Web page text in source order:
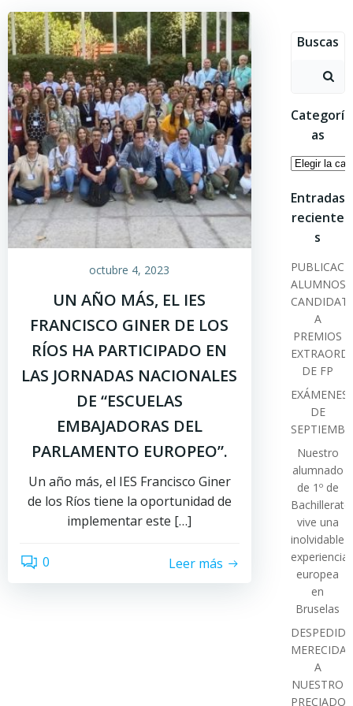
Saltar
al
contenido
octubre 4, 2023
UN AÑO MÁS, EL IES
FRANCISCO GINER DE LOS
RÍOS HA PARTICIPADO EN
LAS JORNADAS NACIONALES
DE “ESCUELAS
EMBAJADORAS DEL
PARLAMENTO EUROPEO”.
Un año más, el IES Francisco Giner
de los Ríos tiene la oportunidad de
implementar este […]
0 Leer más
Buscas
Buscar:
Categorí
as
Entradas
reciente
s
ALUMNOS
A
PREMIOS
DE FP
EXÁMENES
DE
Nuestro
alumnado
de 1º de
Bachillerato
vive una
inolvidable
experiencia
europea
en
Bruselas
DESPEDIDA
MERECIDA
A
NUESTRO
PRECIADO